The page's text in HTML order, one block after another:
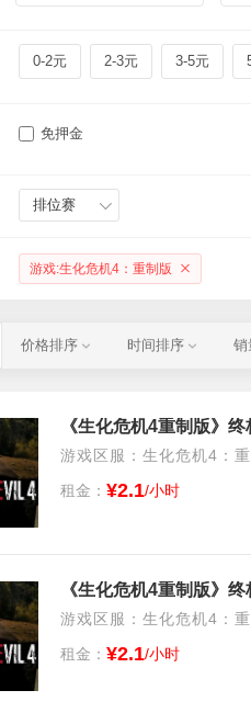
0-2元 2-3元 3-5元
免押金
排位赛
游戏:生化危机4：重制版
价格排序 时间排序 销
游戏区服：生化危机4：
租金： ¥2.1/小时
游戏区服：生化危机4：
租金： ¥2.1/小时